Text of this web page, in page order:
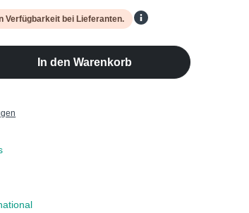
Verfügbarkeit bei Lieferanten.
Gib den gewünschten Wert
In den Warenkorb